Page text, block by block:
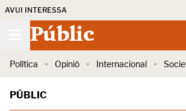
AVUI INTERESSA
Públic
Política Opinió Internacional
PÚBLIC